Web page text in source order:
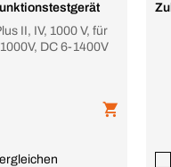
II, IV, 1000 V, für
DC 6-1400V